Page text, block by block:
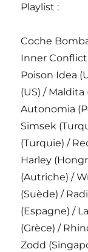
Playlist :
Coche
Inner
Poison Idea
(US) /
Autonomia
Simsek
(Turquie) /
Harley
(Autriche) /
(Suède) /
(Espagne) /
(Grèce) /
Zodd